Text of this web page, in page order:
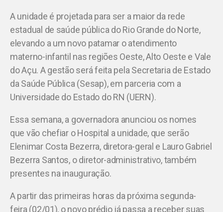
A unidade é projetada para ser a maior da rede
estadual de saúde pública do Rio Grande do Norte,
elevando a um novo patamar o atendimento
materno-infantil nas regiões Oeste, Alto Oeste e Vale
do Açu. A gestão será feita pela Secretaria de Estado
da Saúde Pública (Sesap), em parceria com a
Universidade do Estado do RN (UERN).
Essa semana, a governadora anunciou os nomes
que vão chefiar o Hospital a unidade, que serão
Elenimar Costa Bezerra, diretora-geral e Lauro Gabriel
Bezerra Santos, o diretor-administrativo, também
presentes na inauguração.
A partir das primeiras horas da próxima segunda-
feira (02/01), o novo prédio já passa a receber suas